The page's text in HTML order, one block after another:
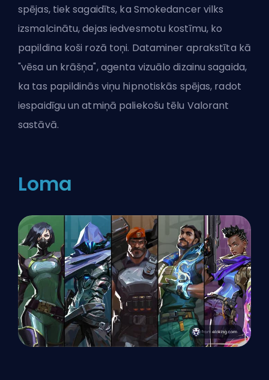
spējas, tiek sagaidīts, ka Smokedancer vilks
izsmalcinātu, dejas iedvesmotu kostīmu, ko
papildina koši rozā toņi. Dataminer aprakstīta kā
"vēsa un krāšņa", agenta vizuālo dizainu sagaida,
ka tas papildinās viņu hipnotiskās spējas, radot
iespaidīgu un atmiņā paliekošu tēlu Valorant
sastāvā.
Loma